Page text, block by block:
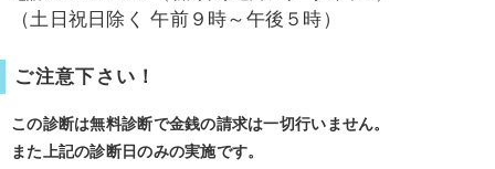
（土日祝日除く 午前９時～午後５時）
ご注意下さい！
この診断は無料診断で金銭の請求は一切行いません。
また上記の診断日のみの実施です。